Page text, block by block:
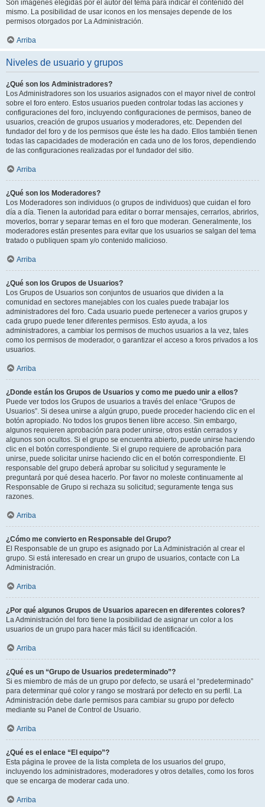
Son imágenes elegidas por el autor del tema para indicar el contenido del
mismo. La posibilidad de usar iconos en los mensajes depende de los
permisos otorgados por La Administración.
Arriba
Niveles de usuario y grupos
¿Qué son los Administradores?
Los Administradores son los usuarios asignados con el mayor nivel de control
sobre el foro entero. Estos usuarios pueden controlar todas las acciones y
configuraciones del foro, incluyendo configuraciones de permisos, baneo de
usuarios, creación de grupos usuarios y moderadores, etc. Dependen del
fundador del foro y de los permisos que éste les ha dado. Ellos también tienen
todas las capacidades de moderación en cada uno de los foros, dependiendo
de las configuraciones realizadas por el fundador del sitio.
Arriba
¿Qué son los Moderadores?
Los Moderadores son individuos (o grupos de individuos) que cuidan el foro
día a día. Tienen la autoridad para editar o borrar mensajes, cerrarlos, abrirlos,
moverlos, borrar y separar temas en el foro que moderan. Generalmente, los
moderadores están presentes para evitar que los usuarios se salgan del tema
tratado o publiquen spam y/o contenido malicioso.
Arriba
¿Qué son los Grupos de Usuarios?
Los Grupos de Usuarios son conjuntos de usuarios que dividen a la
comunidad en sectores manejables con los cuales puede trabajar los
administradores del foro. Cada usuario puede pertenecer a varios grupos y
cada grupo puede tener diferentes permisos. Esto ayuda, a los
administradores, a cambiar los permisos de muchos usuarios a la vez, tales
como los permisos de moderador, o garantizar el acceso a foros privados a los
usuarios.
Arriba
¿Donde están los Grupos de Usuarios y como me puedo unir a ellos?
Puede ver todos los Grupos de usuarios a través del enlace “Grupos de
Usuarios”. Si desea unirse a algún grupo, puede proceder haciendo clic en el
botón apropiado. No todos los grupos tienen libre acceso. Sin embargo,
algunos requieren aprobación para poder unirse, otros están cerrados y
algunos son ocultos. Si el grupo se encuentra abierto, puede unirse haciendo
clic en el botón correspondiente. Si el grupo requiere de aprobación para
unirse, puede solicitar unirse haciendo clic en el botón correspondiente. El
responsable del grupo deberá aprobar su solicitud y seguramente le
preguntará por qué desea hacerlo. Por favor no moleste continuamente al
Responsable de Grupo si rechaza su solicitud; seguramente tenga sus
razones.
Arriba
¿Cómo me convierto en Responsable del Grupo?
El Responsable de un grupo es asignado por La Administración al crear el
grupo. Si está interesado en crear un grupo de usuarios, contacte con La
Administración.
Arriba
¿Por qué algunos Grupos de Usuarios aparecen en diferentes colores?
La Administración del foro tiene la posibilidad de asignar un color a los
usuarios de un grupo para hacer más fácil su identificación.
Arriba
¿Qué es un “Grupo de Usuarios predeterminado”?
Si es miembro de más de un grupo por defecto, se usará el “predeterminado”
para determinar qué color y rango se mostrará por defecto en su perfil. La
Administración debe darle permisos para cambiar su grupo por defecto
mediante su Panel de Control de Usuario.
Arriba
¿Qué es el enlace “El equipo”?
Esta página le provee de la lista completa de los usuarios del grupo,
incluyendo los administradores, moderadores y otros detalles, como los foros
que se encarga de moderar cada uno.
Arriba